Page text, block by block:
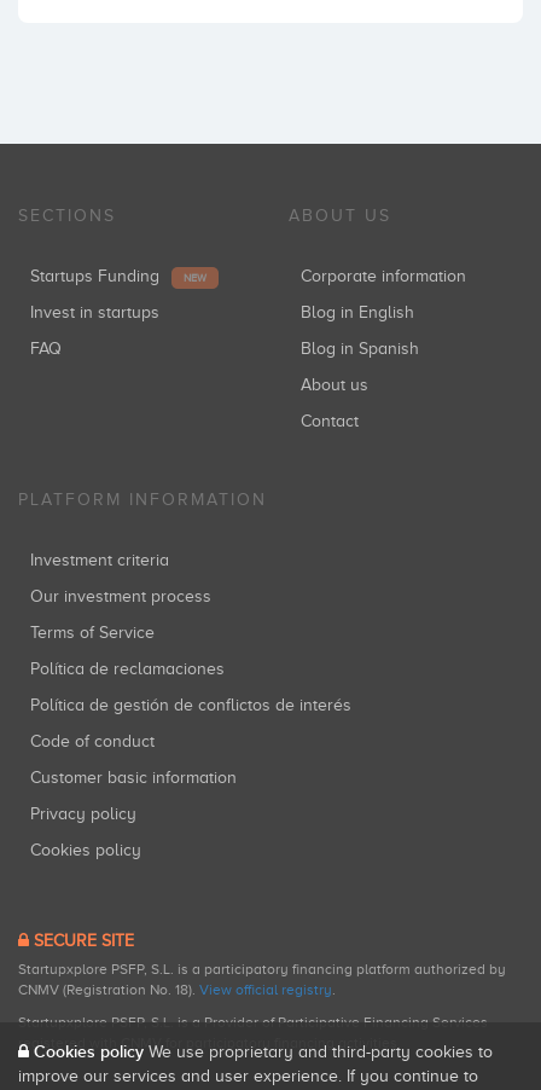
SECTIONS
Startups Funding NEW
Invest in startups
FAQ
ABOUT US
Corporate information
Blog in English
Blog in Spanish
About us
Contact
PLATFORM INFORMATION
Investment criteria
Our investment process
Terms of Service
Política de reclamaciones
Política de gestión de conflictos de interés
Code of conduct
Customer basic information
Privacy policy
Cookies policy
SECURE SITE
Startupxplore PSFP, S.L. is a participatory financing platform authorized by
CNMV (Registration No. 18). View official registry.
Startupxplore PSFP, S.L. is a Provider of Participative Financing Services
registered with CNMV for participatory financing activities.
Cookies policy We use proprietary and third-party cookies to
improve our services and user experience. If you continue to